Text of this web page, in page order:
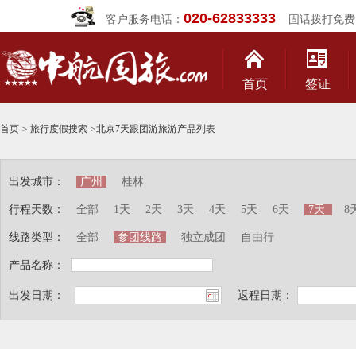
客户服务电话： 020-62833333固话拨打免费
首页 签证
首页 > 旅行度假搜索 >北京7天跟团游旅游产品列表
出发城市：
行程天数：
线路类型：
产品名称：
广州 桂林
全部 1天 2天 3天 4天 5天 6天 7天 8
全部 参团线路 独立成团 自由行
出发日期： 返程日期：